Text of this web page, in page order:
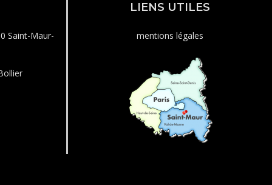
Saint-Maur-
LIENS UTILES
mentions légales